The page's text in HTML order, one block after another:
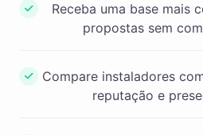
Receba uma base mais
propostas sem
Compare instaladores
reputação e